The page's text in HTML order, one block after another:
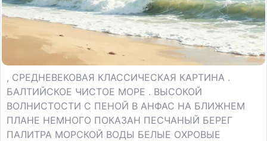
, СРЕДНЕВЕКОВАЯ КЛАССИЧЕСКАЯ КАРТИНА .
БАЛТИЙСКОЕ ЧИСТОЕ МОРЕ . ВЫСОКОЙ
ВОЛНИСТОСТИ С ПЕНОЙ В АНФАС НА БЛИЖНЕМ
ПЛАНЕ НЕМНОГО ПОКАЗАН ПЕСЧАНЫЙ БЕРЕГ
ПАЛИТРА МОРСКОЙ ВОДЫ БЕЛЫЕ ОХРОВЫЕ